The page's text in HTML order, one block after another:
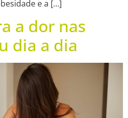
e a […]
a dor nas
dia a dia